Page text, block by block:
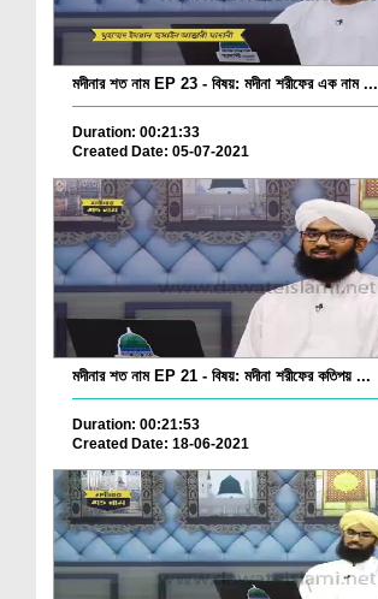
মদীনার শত নাম EP 23 - বিষয়: মদীনা শরীফের এক নাম ...
Duration: 00:21:33
Created Date: 05-07-2021
মদীনার শত নাম EP 21 - বিষয়: মদীনা শরীফের কতিপয় ...
Duration: 00:21:53
Created Date: 18-06-2021